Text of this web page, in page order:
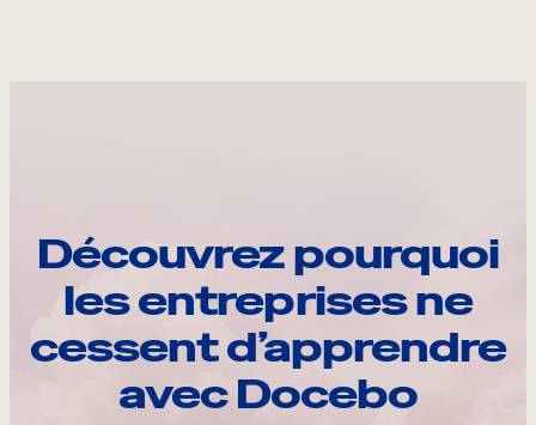
Découvrez pourquoi
les entreprises ne
cessent d’apprendre
avec Docebo